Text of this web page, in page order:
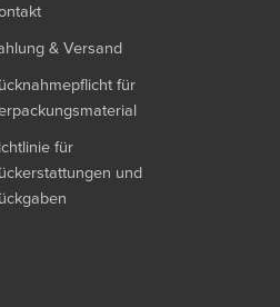
& Versand
für
für
und